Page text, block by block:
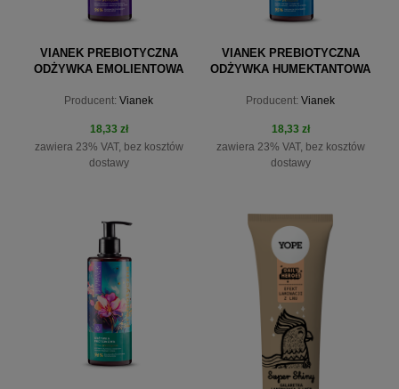
VIANEK PREBIOTYCZNA
ODŻYWKA EMOLIENTOWA
Producent: Vianek
18,33 zł
zawiera 23% VAT, bez kosztów
dostawy
do koszyka
VIANEK PREBIOTYCZNA
ODŻYWKA HUMEKTANTOWA
Producent: Vianek
18,33 zł
zawiera 23% VAT, bez kosztów
dostawy
do koszyka